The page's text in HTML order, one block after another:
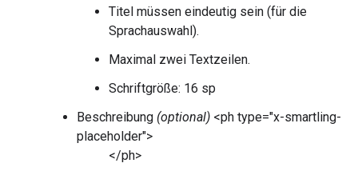
Titel müssen eindeutig sein (für die
Sprachauswahl).
Maximal zwei Textzeilen.
Schriftgröße: 16 sp
Beschreibung (optional) <ph type="x-smartling-
placeholder">
</ph>